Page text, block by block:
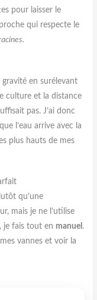
pour laisser le
qui respecte le
gravité en surélevant
culture et la distance
pas. J’ai donc
l’eau arrive avec la
plus hauts de mes
qu’une
mais je ne l’utilise
je fais tout en manuel .
vannes et voir la